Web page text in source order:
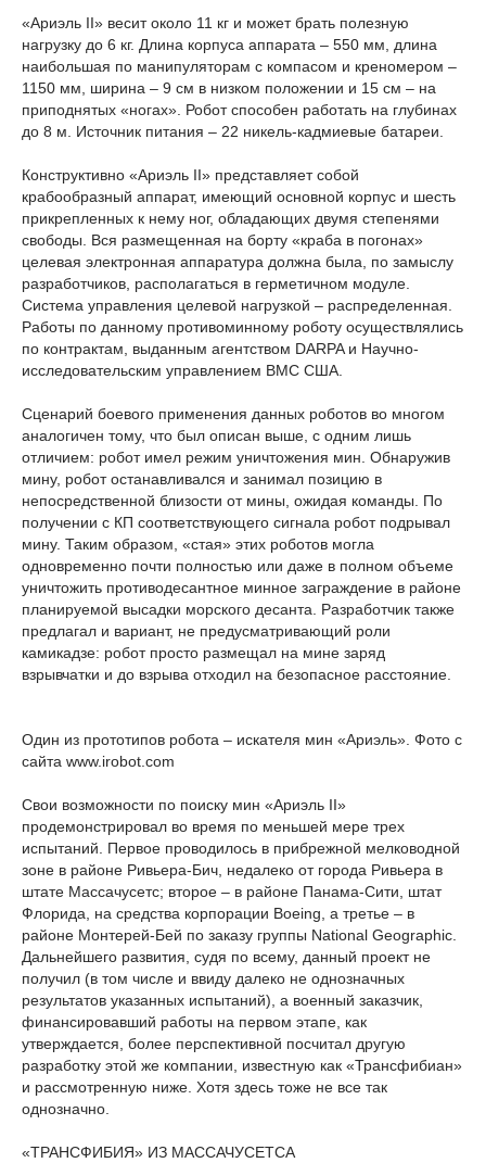
«Ариэль II» весит около 11 кг и может брать полезную
нагрузку до 6 кг. Длина корпуса аппарата – 550 мм, длина
наибольшая по манипуляторам с компасом и креномером –
1150 мм, ширина – 9 см в низком положении и 15 см – на
приподнятых «ногах». Робот способен работать на глубинах
до 8 м. Источник питания – 22 никель-кадмиевые батареи.
Конструктивно «Ариэль II» представляет собой
крабообразный аппарат, имеющий основной корпус и шесть
прикрепленных к нему ног, обладающих двумя степенями
свободы. Вся размещенная на борту «краба в погонах»
целевая электронная аппаратура должна была, по замыслу
разработчиков, располагаться в герметичном модуле.
Система управления целевой нагрузкой – распределенная.
Работы по данному противоминному роботу осуществлялись
по контрактам, выданным агентством DARPA и Научно-
исследовательским управлением ВМС США.
Сценарий боевого применения данных роботов во многом
аналогичен тому, что был описан выше, с одним лишь
отличием: робот имел режим уничтожения мин. Обнаружив
мину, робот останавливался и занимал позицию в
непосредственной близости от мины, ожидая команды. По
получении с КП соответствующего сигнала робот подрывал
мину. Таким образом, «стая» этих роботов могла
одновременно почти полностью или даже в полном объеме
уничтожить противодесантное минное заграждение в районе
планируемой высадки морского десанта. Разработчик также
предлагал и вариант, не предусматривающий роли
камикадзе: робот просто размещал на мине заряд
взрывчатки и до взрыва отходил на безопасное расстояние.
Один из прототипов робота – искателя мин «Ариэль». Фото с
сайта www.irobot.com
Свои возможности по поиску мин «Ариэль II»
продемонстрировал во время по меньшей мере трех
испытаний. Первое проводилось в прибрежной мелководной
зоне в районе Ривьера-Бич, недалеко от города Ривьера в
штате Массачусетс; второе – в районе Панама-Сити, штат
Флорида, на средства корпорации Boeing, а третье – в
районе Монтерей-Бей по заказу группы National Geographic.
Дальнейшего развития, судя по всему, данный проект не
получил (в том числе и ввиду далеко не однозначных
результатов указанных испытаний), а военный заказчик,
финансировавший работы на первом этапе, как
утверждается, более перспективной посчитал другую
разработку этой же компании, известную как «Трансфибиан»
и рассмотренную ниже. Хотя здесь тоже не все так
однозначно.
«ТРАНСФИБИЯ» ИЗ МАССАЧУСЕТСА